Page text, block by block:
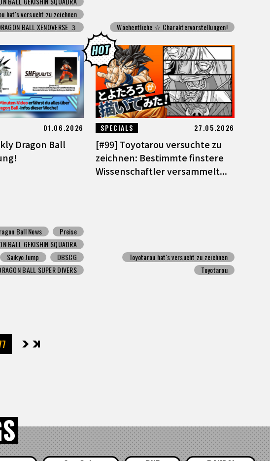
hat's versucht zu zeichnen
BALL XENOVERSE ３ Wöchentliche ☆ Charaktervorstellungen!
01.06.2026
Dragon Ball
Ball News
Preise
BALL GEKISHIN SQUADRA
Saikyo Jump
DBSCG
BALL SUPER DIVERS
SPECIALS 27.05.2026
[#99] Toyotarou versuchte zu
zeichnen: Bestimmte finstere
Wissenschaftler versammelt...
Toyotarou hat's versucht zu zeichnen
Toyotarou
次へ 最後